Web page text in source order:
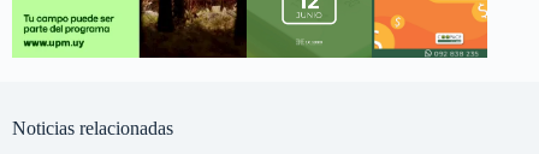
Noticias relacionadas